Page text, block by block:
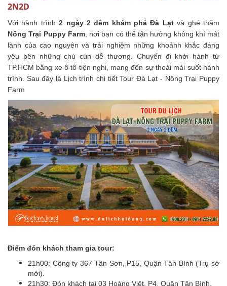
2N2D
Với hành trình 2 ngày 2 đêm khám phá Đà Lạtvà ghé thăm
Nông Trại Puppy Farm, nơi bạn có thể tận hưởng không khí mát
lành của cao nguyên và trải nghiệm những khoảnh khắc đáng
yêu bên những chú cún dễ thương. Chuyến đi khởi hành từ
TP.HCM bằng xe ô tô tiện nghi, mang đến sự thoải mái suốt hành
trình. Sau đây là Lịch trình chi tiết Tour Đà Lạt - Nông Trại Puppy
Farm
Điểm đón khách tham gia tour:
21h00: Công ty 367 Tân Sơn, P15, Quận Tân Bình (Trụ sở
mới).
21h30: Đón khách tại 03 Hoàng Việt, P4, Quận Tân Bình.